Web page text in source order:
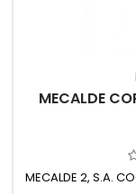
MECALDE
MECALDE 2, S.A.